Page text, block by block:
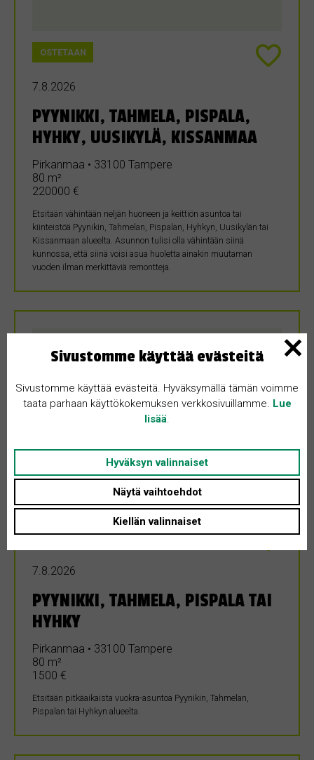
OSTETAAN
7.8.2026
PYYNIKKI, TAHMELA, PISPALA,
HYHKY, UUSIKYLÄ, KISSANMAA
Pirkanmaa • 33100 Tampere
80 m²
220000 €
Etsitään vähintään neljän huoneen ja keittiön asuntoa tai
kiinteistöä Pyynikin, Tahmelan, Pispalan, Hyhkyn, Uusikylän tai
Kissanmaan alueelta. Asunnon tulisi olla vähintään siinä
kunnossa, että siinä voisi asua huoletta ainakin muutaman
vuoden ilman merkittäviä remontteja.
VUOKRATOIVE
7.8.2026
PYYNIKKI, TAHMELA, PISPALA TAI
HYHKY
Pirkanmaa • 33100 Tampere
80 m²
1500 €
Etsitään pitkäaikaista vuokra-asuntoa Pyynikin, Tahmelan,
Pispalan tai Hyhkyn alueelta.
Sivustomme käyttää evästeitä
Sivustomme käyttää evästeitä. Hyväksymällä tämän voimme
taata parhaan käyttökokemuksen verkkosivuillamme. Lue
lisää.
Hyväksyn valinnaiset
Näytä vaihtoehdot
Kiellän valinnaiset